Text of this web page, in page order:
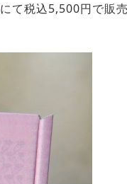
にて税込5,500円で販